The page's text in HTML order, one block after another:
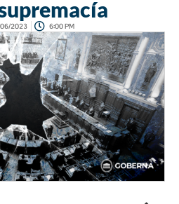
2023 6:00 PM